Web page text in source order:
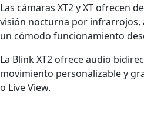
Las cámaras XT2 y XT ofrecen
visión nocturna por infrarrojos,
un cómodo funcionamiento
La Blink XT2 ofrece audio
movimiento personalizable y
o Live View.